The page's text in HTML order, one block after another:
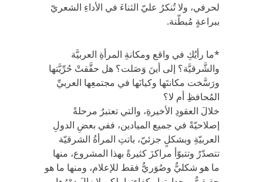
لحرفي، ولا تُنكرُ عليّ الثناءَ في الأداءِ الشعريّ
ببراعةٍ مُبطّنة.
*ما رأيُكِ في واقع ومكانةِ المرأةِ العربيَّة
والشَّرقيَّة؟ إلى أينَ وَصَلت؟ هل حقَّقتْ حُرِّيَّتها
ورَسَّخت مكانتَها وكيانَها في مجتمعِها العربيِّ
المُحافظِ أم لا؟
خلالَ العقودِ الأخيرةِ، والتي تعتبرُ مرحلةً
إصلاحيّةً في جميع الميادين، ففي بعضِ الدولِ
العربيّةِ وبشكلٍ جزئيّ، باتتِ المرأةُ الشرقيّة
تتصدّرُ وتتبوّأ مراكزَ كثيرةً بهذا المشروع، منها
ما هو شكليٌّ وصُوَريٌّ فقط للإعلام، ومنها ما هو